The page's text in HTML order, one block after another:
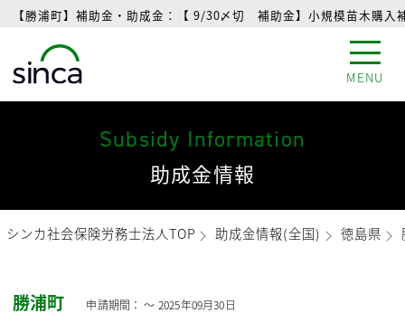
【勝浦町】補助金・助成金：【 9/30〆切 補助金】小規模苗木購
MENU
Subsidy Information
助成金情報
シンカ社会保険労務士法人TOP 助成金情報(全国) 徳島県
勝浦町 申請期間： 〜 2025年09月30日